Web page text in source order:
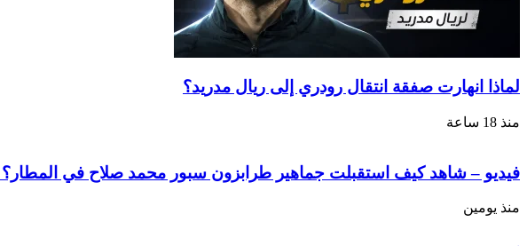
لماذا انهارت صفقة انتقال رودري إلى ريال مدريد؟
منذ 18 ساعة
فيديو – شاهد كيف استقبلت جماهير طرابزون سبور محمد صلاح في المطار؟
منذ يومين